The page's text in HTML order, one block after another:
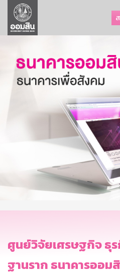
ลูกค้าธุรกิจ
ลูกค้าผู้ประกอบรายย่อย
ออมเพื่อสุข
เกี่ยวกับธนาคาร
การพัฒนาที่ยั่งยืน
บริการทางการเงิน
ติดต่อเรา
บริการออนไลน์
TH
ศูนย์วิจัยเศรษฐกิจ ธุ
ฐานราก ธนาคารออม